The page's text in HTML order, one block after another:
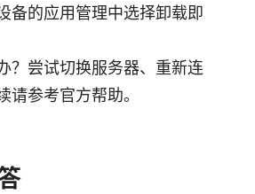
备的应用管理中选择卸载即
？尝试切换服务器、重新连
请参考官方帮助。